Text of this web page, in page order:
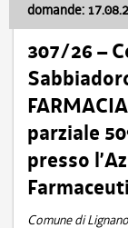
domande:
307/26 –
parziale
presso
Comune di